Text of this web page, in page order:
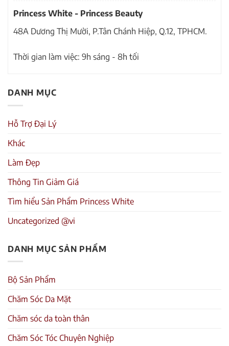
Princess White - Princess Beauty
48A Dương Thị Mười, P.Tân Chánh Hiệp, Q.12, TPHCM.
Thời gian làm việc: 9h sáng - 8h tối
DANH MỤC
Hỗ Trợ Đại Lý
Khác
Làm Đẹp
Thông Tin Giảm Giá
Tìm hiểu Sản Phẩm Princess White
Uncategorized @vi
DANH MỤC SẢN PHẨM
Bộ Sản Phẩm
Chăm Sóc Da Mặt
Chăm sóc da toàn thân
Chăm Sóc Tóc Chuyên Nghiệp